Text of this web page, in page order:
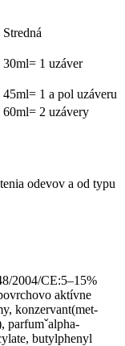
Stredná
30ml= 1 uzáver
45ml= 1 a pol uzáveru
60ml= 2 uzávery
odevov a od typu
2004/CE:5–15%
aktívne
konzervant(met­
parfumˇalpha-
butylphenyl